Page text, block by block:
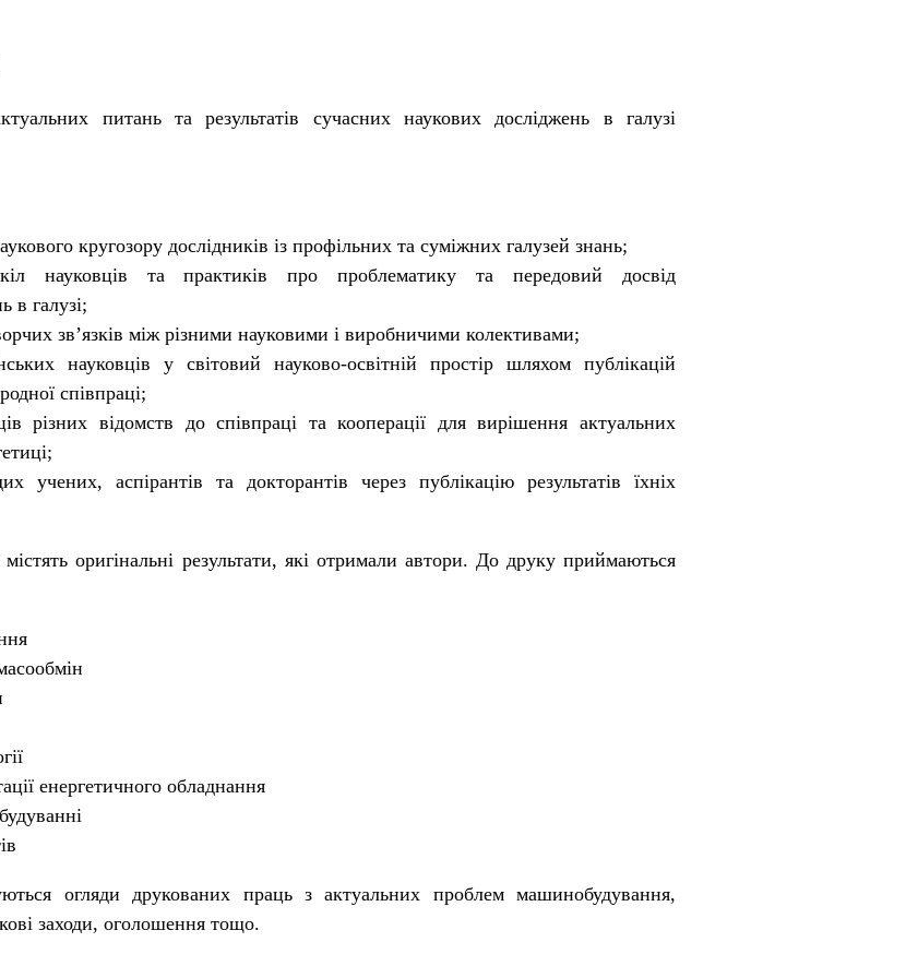
питань та результатів сучасних наукових досліджень в галузі
кругозору дослідників із профільних та суміжних галузей знань;
науковців та практиків про проблематику та передовий досвід
в галузі;
зв’язків між різними науковими і виробничими колективами;
науковців у світовий науково-освітній простір шляхом публікацій
співпраці;
різних відомств до співпраці та кооперації для вирішення актуальних
учених, аспірантів та докторантів через публікацію результатів їхніх
оригінальні результати, які отримали автори. До друку приймаються
енергетичного обладнання
огляди друкованих праць з актуальних проблем машинобудування,
заходи, оголошення тощо.